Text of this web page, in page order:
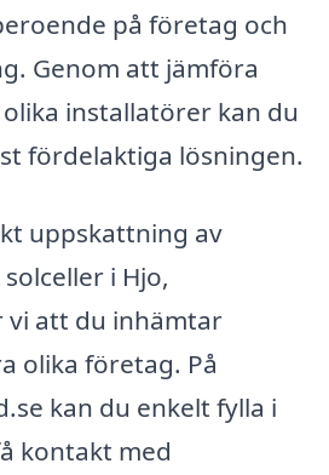
på företag och
Genom att jämföra
installatörer kan du
fördelaktiga lösningen.
uppskattning av
i Hjo,
att du inhämtar
olika företag. På
kan du enkelt fylla i
kontakt med